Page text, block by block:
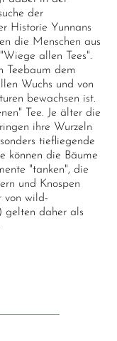
der
Historie Yunnans
die Menschen aus
allen Tees".
Teebaum dem
Wuchs und von
bewachsen ist.
Tee. Je älter die
ihre Wurzeln
tiefliegende
können die Bäume
"tanken", die
und Knospen
von wild-
gelten daher als